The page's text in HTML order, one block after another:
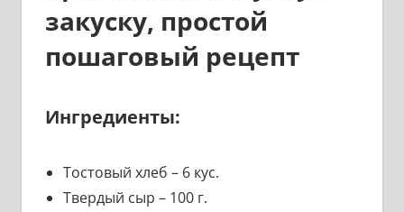
закуску, простой
пошаговый рецепт
Ингредиенты:
Тостовый хлеб – 6 кус.
Твердый сыр – 100 г.